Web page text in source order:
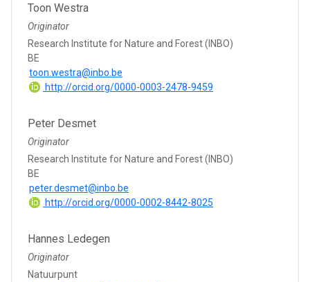
Toon Westra
Originator
Research Institute for Nature and Forest (INBO)
BE
toon.westra@inbo.be
http://orcid.org/0000-0003-2478-9459
Peter Desmet
Originator
Research Institute for Nature and Forest (INBO)
BE
peter.desmet@inbo.be
http://orcid.org/0000-0002-8442-8025
Hannes Ledegen
Originator
Natuurpunt